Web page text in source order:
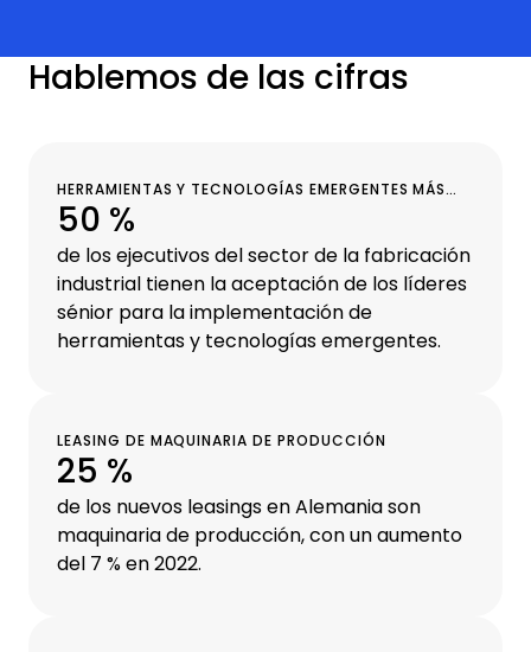
Hablemos de las cifras
HERRAMIENTAS Y TECNOLOGÍAS EMERGENTES MÁS
RECIENTES.
50 %
de los ejecutivos del sector de la fabricación
industrial tienen la aceptación de los líderes
sénior para la implementación de
herramientas y tecnologías emergentes.
LEASING DE MAQUINARIA DE PRODUCCIÓN
25 %
de los nuevos leasings en Alemania son
maquinaria de producción, con un aumento
del 7 % en 2022.